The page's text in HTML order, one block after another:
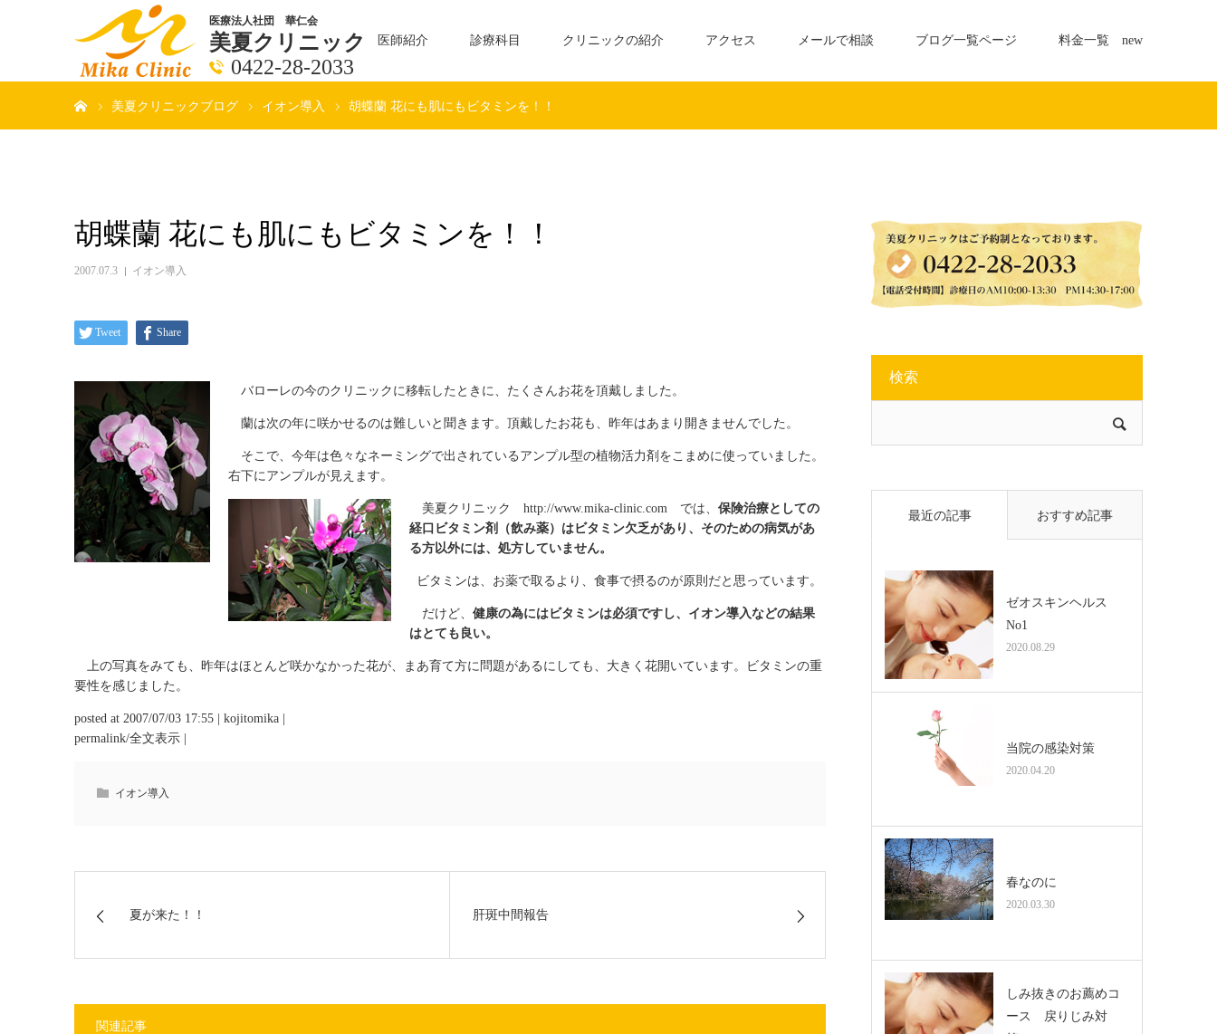
医療法人社団 華仁会
美夏クリニック
0422-28-2033
医師紹介 診療科目 クリニックの紹介 アクセス メールで相談 ブログ一覧ページ 料金一覧 new
美夏クリニックブログ イオン導入 胡蝶蘭 花にも肌にもビタミンを！！
胡蝶蘭 花にも肌にもビタミンを！！
2007.07.3 イオン導入
Tweet Share
バローレの今のクリニックに移転したときに、たくさんお花を頂戴しました。
蘭は次の年に咲かせるのは難しいと聞きます。頂戴したお花も、昨年はあまり開きませんでした。
そこで、今年は色々なネーミングで出されているアンプル型の植物活力剤をこまめに使っていました。
右下にアンプルが見えます。
美夏クリニック http://www.mika-clinic.com では、 保険治療としての
経口ビタミン剤（飲み薬）はビタミン欠乏があり、そのための病気があ
る方以外には、処方していません。
ビタミンは、お薬で取るより、食事で摂るのが原則だと思っています。
だけど、 健康の為にはビタミンは必須ですし、イオン導入などの結果
はとても良い。
上の写真をみても、昨年はほとんど咲かなかった花が、まあ育て方に問題があるにしても、大きく花開いています。ビタミンの重
要性を感じました。
posted at 2007/07/03 17:55 | kojitomika |
permalink/全文表示 |
イオン導入
夏が来た！！ 肝斑中間報告
関連記事
検索
最近の記事 おすすめ記事
ゼオスキンヘルス
No1
2020.08.29
当院の感染対策
2020.04.20
春なのに
2020.03.30
しみ抜きのお薦めコ
ース 戻りじみ対